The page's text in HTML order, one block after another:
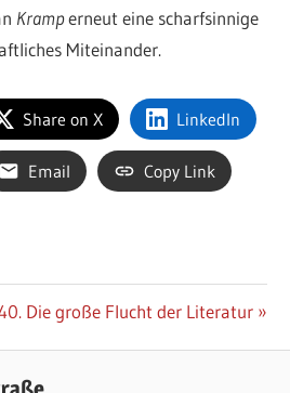
Kramperneut eine scharfsinnige
Miteinander.
Share on X LinkedIn
Email Copy Link
Die große Flucht der Literatur